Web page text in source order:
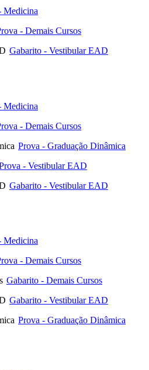
Medicina
- Demais Cursos
Gabarito - Vestibular EAD
Medicina
- Demais Cursos
Prova - Graduação Dinâmica
- Vestibular EAD
Gabarito - Vestibular EAD
Medicina
- Demais Cursos
Gabarito - Demais Cursos
Gabarito - Vestibular EAD
Prova - Graduação Dinâmica